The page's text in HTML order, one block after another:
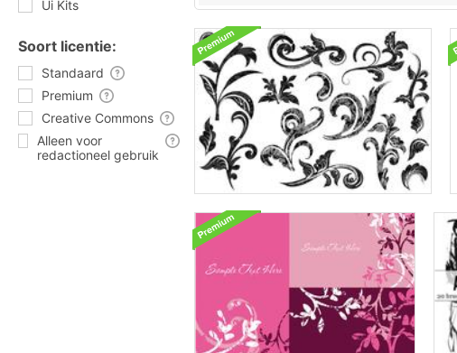
Ui Kits
Soort licentie:
Standaard
Premium
Creative Commons
Alleen voor
redactioneel gebruik